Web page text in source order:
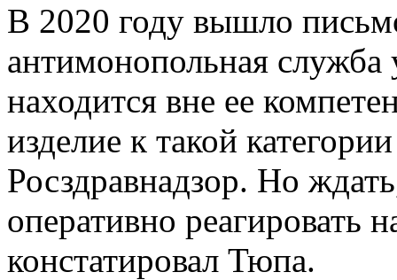
В 2020 году вышло
антимонопольная служба
находится вне ее
изделие к такой
Росздравнадзор. Но
оперативно реагировать
констатировал Тюпа.